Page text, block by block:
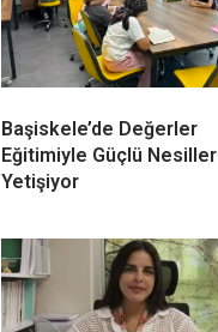
Başiskele’de Değerler
Eğitimiyle Güçlü Nesiller
Yetişiyor